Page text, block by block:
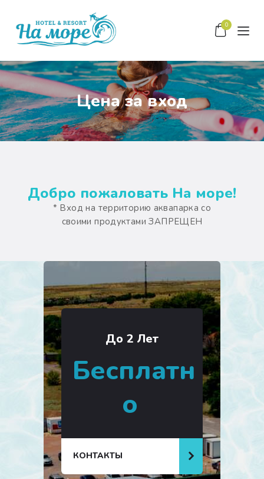
0
Цена за вход
ГЛАВНАЯ
О НАС
ЗАБРОНИРОВАТЬ
Добро пожаловать На море!
* Вход на территорию аквапарка со
своими продуктами ЗАПРЕЩЕН
До 2 Лет
Бесплатн
о
КОНТАКТЫ